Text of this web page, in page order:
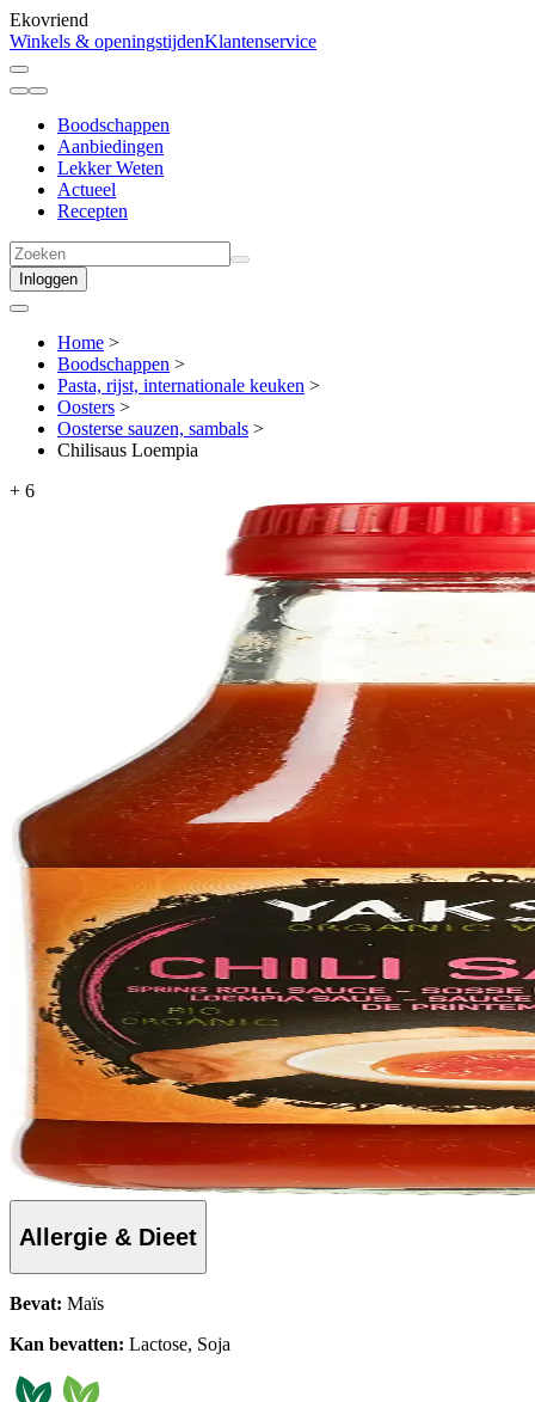
Ekovriend
Winkels & openingstijdenKlantenservice
Boodschappen
Aanbiedingen
Lekker Weten
Actueel
Recepten
Inloggen
Home >
Boodschappen >
Pasta, rijst, internationale keuken >
Oosters >
Oosterse sauzen, sambals >
Chilisaus Loempia
+ 6
Allergie & Dieet
Bevat: Maïs
Kan bevatten: Lactose, Soja